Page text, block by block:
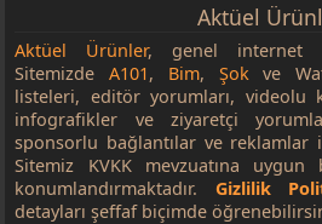
Aktüel
Aktüel Ürünler, genel internet
SitemizdeA101, Bim, Şokve
listeleri, editör yorumları, videolu
infografikler ve ziyaretçi
sponsorlu bağlantılar ve
Sitemiz KVKK mevzuatına uygun
konumlandırmaktadır. Gizlilik
detayları şeffaf biçimde